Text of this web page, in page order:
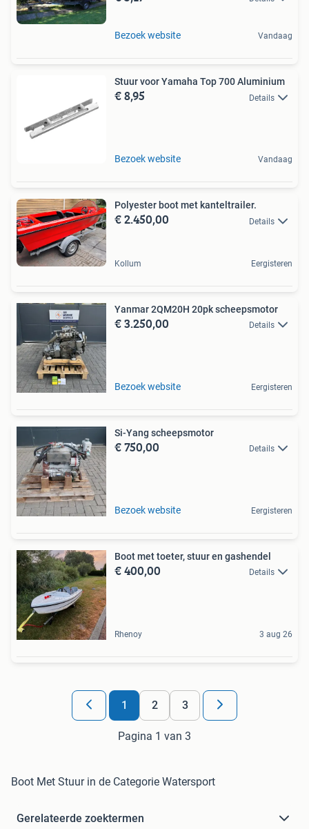
Bezoek website Vandaag
Stuur voor Yamaha Top 700 Aluminium
€ 8,95 Details
Bezoek website Vandaag
Polyester boot met kanteltrailer.
€ 2.450,00 Details
Kollum Eergisteren
Yanmar 2QM20H 20pk scheepsmotor
€ 3.250,00 Details
Bezoek website Eergisteren
Si-Yang scheepsmotor
€ 750,00 Details
Bezoek website Eergisteren
Boot met toeter, stuur en gashendel
€ 400,00 Details
Rhenoy 3 aug 26
1 2 3
Pagina 1 van 3
Boot Met Stuur in de Categorie Watersport
Gerelateerde zoektermen